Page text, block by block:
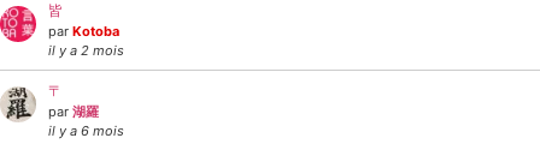
皆
par Kotoba
il y a 2 mois
〒
par 湖羅
il y a 6 mois